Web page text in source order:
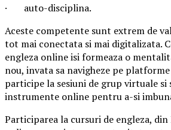
· auto-disciplina.
Aceste competente sunt extrem de
tot mai conectata si mai digitalizata.
engleza online isi formeaza o
nou, invata sa navigheze pe
participe la sesiuni de grup virtuale si
instrumente online pentru a-si
Participarea la cursuri de engleza,